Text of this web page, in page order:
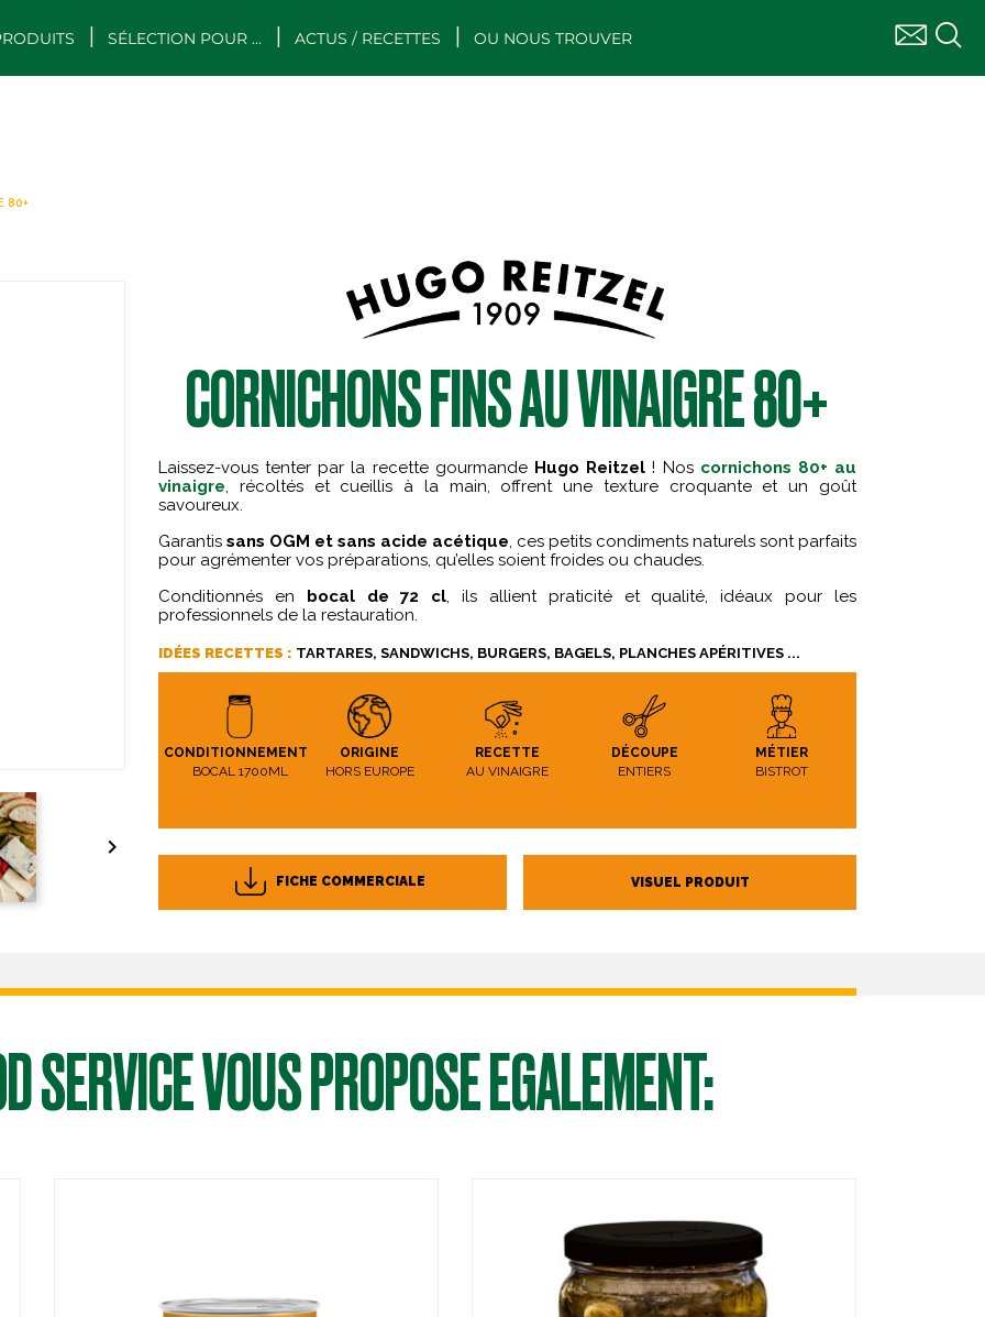
SÉLECTION POUR … ACTUS / RECETTES OU NOUS TROUVER
80+

CORNICHONS FINS AU VINAIGRE 80+
Laissez-vous tenter par la recette gourmande Hugo Reitzel ! Nos cornichons 80+ au
vinaigre, récoltés et cueillis à la main, offrent une texture croquante et un goût
savoureux.
Garantis sans OGM et sans acide acétique, ces petits condiments naturels sont parfaits
pour agrémenter vos préparations, qu’elles soient froides ou chaudes.
Conditionnés en bocal de 72 cl, ils allient praticité et qualité, idéaux pour les
professionnels de la restauration.
IDÉES RECETTES : TARTARES, SANDWICHS, BURGERS, BAGELS, PLANCHES APÉRITIVES ...
RECETTE
AU VINAIGRE
MÉTIER
BISTROT
DÉCOUPE
ENTIERS
CONDITIONNEMENT
BOCAL 1700ML
ORIGINE
HORS EUROPE
FICHE COMMERCIALE VISUEL PRODUIT
SERVICE VOUS PROPOSE EGALEMENT: